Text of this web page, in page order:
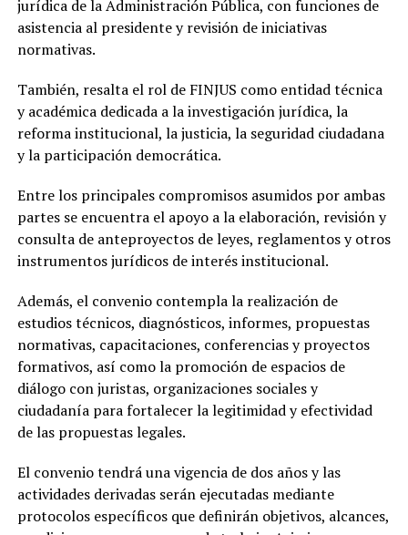
jurídica de la Administración Pública, con funciones de
asistencia al presidente y revisión de iniciativas
normativas.
También, resalta el rol de FINJUS como entidad técnica
y académica dedicada a la investigación jurídica, la
reforma institucional, la justicia, la seguridad ciudadana
y la participación democrática.
Entre los principales compromisos asumidos por ambas
partes se encuentra el apoyo a la elaboración, revisión y
consulta de anteproyectos de leyes, reglamentos y otros
instrumentos jurídicos de interés institucional.
Además, el convenio contempla la realización de
estudios técnicos, diagnósticos, informes, propuestas
normativas, capacitaciones, conferencias y proyectos
formativos, así como la promoción de espacios de
diálogo con juristas, organizaciones sociales y
ciudadanía para fortalecer la legitimidad y efectividad
de las propuestas legales.
El convenio tendrá una vigencia de dos años y las
actividades derivadas serán ejecutadas mediante
protocolos específicos que definirán objetivos, alcances,